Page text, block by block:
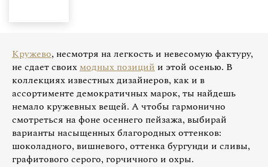
Кружево, несмотря на легкость и невесомую фактуру,
не сдает своихмодных позиций и этой осенью. В
коллекциях известных дизайнеров, как и в
ассортименте демократичных марок, ты найдешь
немало кружевных вещей. А чтобы гармонично
смотреться на фоне осеннего пейзажа, выбирай
варианты насыщенных благородных оттенков:
шоколадного, вишневого, оттенка бургунди и сливы,
графитового серого, горчичного и охры.